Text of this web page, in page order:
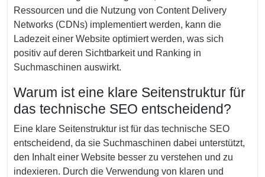
Ressourcen und die Nutzung von Content Delivery
Networks (CDNs) implementiert werden, kann die
Ladezeit einer Website optimiert werden, was sich
positiv auf deren Sichtbarkeit und Ranking in
Suchmaschinen auswirkt.
Warum ist eine klare Seitenstruktur für
das technische SEO entscheidend?
Eine klare Seitenstruktur ist für das technische SEO
entscheidend, da sie Suchmaschinen dabei unterstützt,
den Inhalt einer Website besser zu verstehen und zu
indexieren. Durch die Verwendung von klaren und